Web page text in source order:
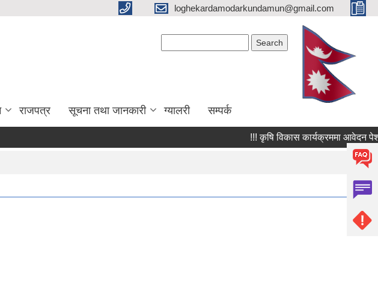
loghekardamodarkundamun@gmail.com
राजपत्र सूचना तथा जानकारी ग्यालरी सम्पर्क
!!! कृषि विकास कार्यक्रममा आवेदन पेश